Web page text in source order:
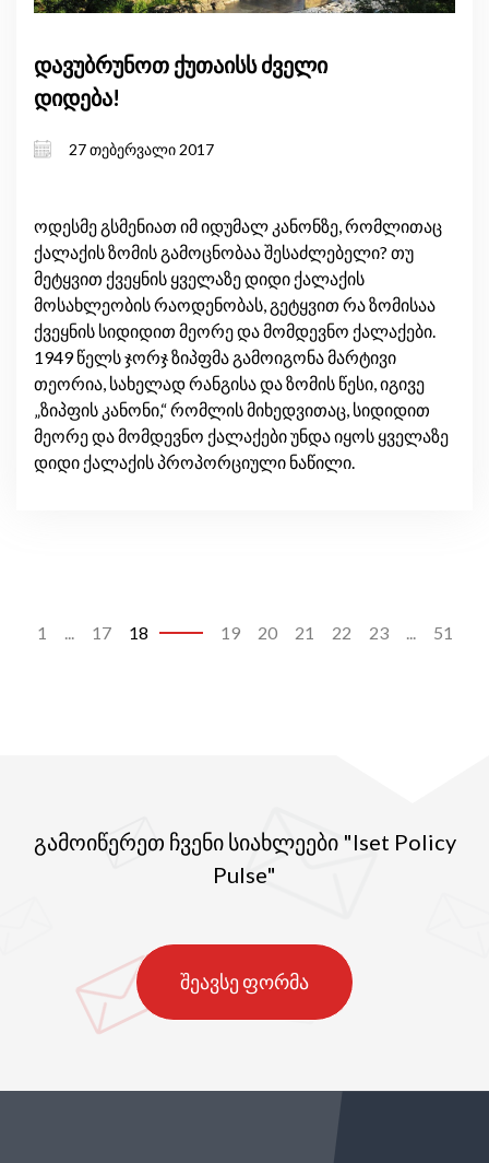
დავუბრუნოთ ქუთაისს ძველი
დიდება!
27 თებერვალი 2017
ოდესმე გსმენიათ იმ იდუმალ კანონზე, რომლითაც
ქალაქის ზომის გამოცნობაა შესაძლებელი? თუ
მეტყვით ქვეყნის ყველაზე დიდი ქალაქის
მოსახლეობის რაოდენობას, გეტყვით რა ზომისაა
ქვეყნის სიდიდით მეორე და მომდევნო ქალაქები.
1949 წელს ჯორჯ ზიპფმა გამოიგონა მარტივი
თეორია, სახელად რანგისა და ზომის წესი, იგივე
„ზიპფის კანონი,“ რომლის მიხედვითაც, სიდიდით
მეორე და მომდევნო ქალაქები უნდა იყოს ყველაზე
დიდი ქალაქის პროპორციული ნაწილი.
1 ... 17 18 19 20 21 22 23 ... 51
გამოიწერეთ ჩვენი სიახლეები "Iset Policy
Pulse"
შეავსე ფორმა